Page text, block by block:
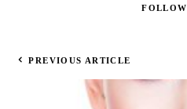
FOLLOW
PREVIOUS ARTICLE